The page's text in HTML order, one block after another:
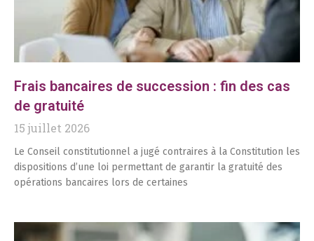
Frais bancaires de succession : fin des cas
de gratuité
15 juillet 2026
Le Conseil constitutionnel a jugé contraires à la Constitution les
dispositions d’une loi permettant de garantir la gratuité des
opérations bancaires lors de certaines